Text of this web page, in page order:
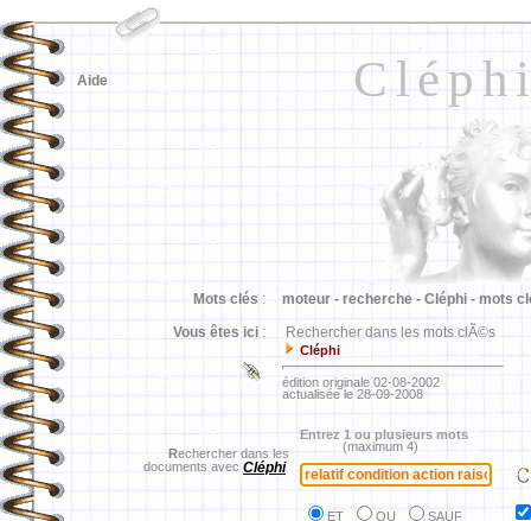
Aide
Mots clés : moteur - recherche - Cléphi - mots
Vous êtes ici : Rechercher dans les mots clÃ©s
Cléphi
édition originale 02-08-2002
actualisée le 28-09-2008
Rechercher dans les
documents avec Cléphi
Entrez 1 ou plusieurs mots
(maximum 4)
ET OU
SAUF